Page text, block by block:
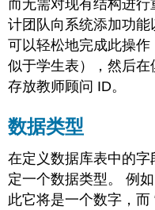
而无需对现有结构进
计团队向系统添加功
可以轻松地完成此操
似于学生表），然后
存放教师顾问 ID。
数据类型
在定义数据库表中的
定一个数据类型。 例
此它将是一个数字，而